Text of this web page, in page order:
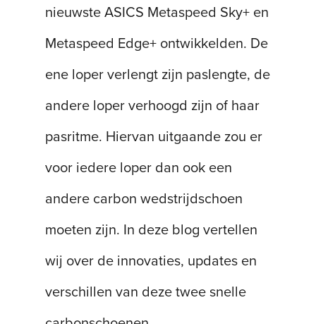
nieuwste ASICS Metaspeed Sky+ en
Metaspeed Edge+ ontwikkelden. De
ene loper verlengt zijn paslengte, de
andere loper verhoogd zijn of haar
pasritme. Hiervan uitgaande zou er
voor iedere loper dan ook een
andere carbon wedstrijdschoen
moeten zijn. In deze blog vertellen
wij over de innovaties, updates en
verschillen van deze twee snelle